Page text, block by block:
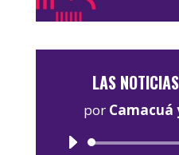
LAS
por Camacuá